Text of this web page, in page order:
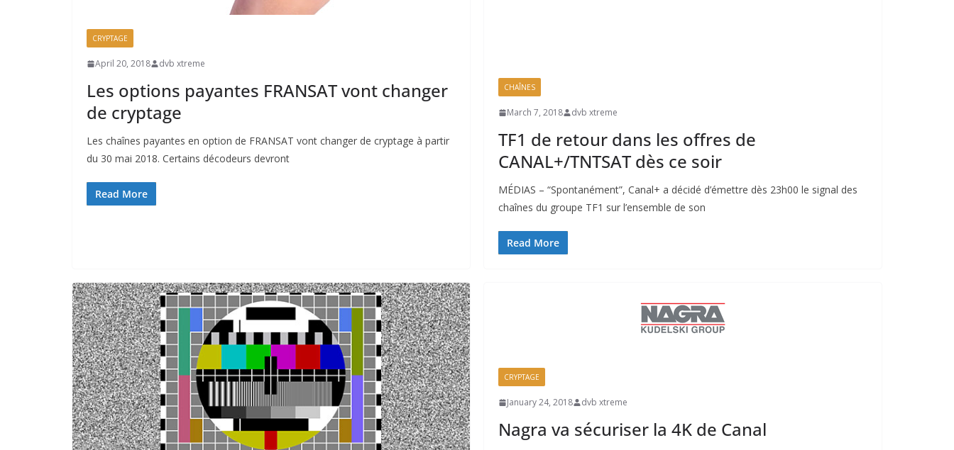
CRYPTAGE
April 20, 2018 dvb xtreme
Les options payantes FRANSAT vont changer
de cryptage
Les chaînes payantes en option de FRANSAT vont changer de cryptage à partir
du 30 mai 2018. Certains décodeurs devront
Read More
CHAÎNES
March 7, 2018 dvb xtreme
TF1 de retour dans les offres de
CANAL+/TNTSAT dès ce soir
MÉDIAS – “Spontanément”, Canal+ a décidé d’émettre dès 23h00 le signal des
chaînes du groupe TF1 sur l’ensemble de son
Read More
CRYPTAGE
January 24, 2018 dvb xtreme
Nagra va sécuriser la 4K de Canal